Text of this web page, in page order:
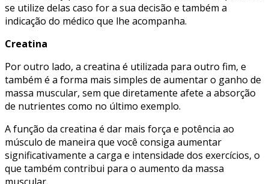
se utilize delas caso for a sua decisão e também a
indicação do médico que lhe acompanha.
Creatina
Por outro lado, a creatina é utilizada para outro fim, e
também é a forma mais simples de aumentar o ganho de
massa muscular, sem que diretamente afete a absorção
de nutrientes como no último exemplo.
A função da creatina é dar mais força e potência ao
músculo de maneira que você consiga aumentar
significativamente a carga e intensidade dos exercícios, o
que também contribui para o aumento da massa